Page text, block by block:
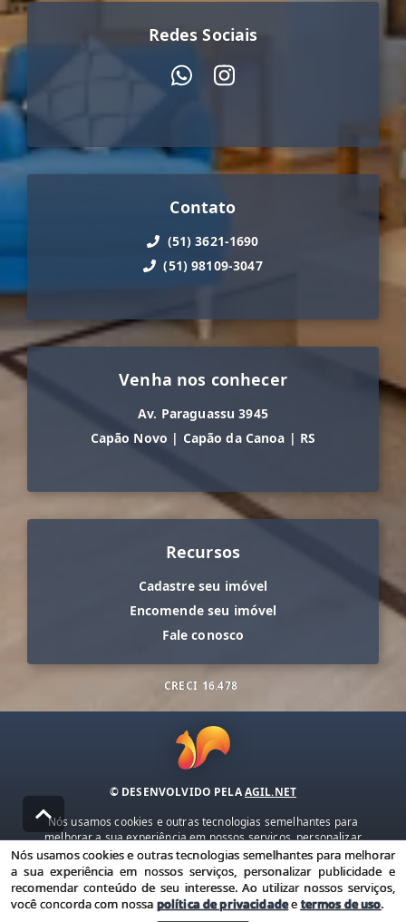
Redes Sociais
Contato
(51) 3621-1690
(51) 98109-3047
Venha nos conhecer
Av. Paraguassu 3945
Capão Novo | Capão da Canoa | RS
Recursos
Cadastre seu imóvel
Encomende seu imóvel
Fale conosco
CRECI 16.478
© DESENVOLVIDO PELAAGIL.NET
Nós usamos cookies e outras tecnologias semelhantes para
melhorar a sua experiência em nossos serviços, personalizar
publicidade e recomendar conteúdo de seu interesse. Ao utilizar
nossos serviços, você concorda com nossa política de privacidade e
termos de uso.
Política de Privacidade Termos de uso
Nós usamos cookies e outras tecnologias semelhantes para melhorar
a sua experiência em nossos serviços, personalizar publicidade e
recomendar conteúdo de seu interesse. Ao utilizar nossos serviços,
você concorda com nossa política de privacidadeetermos de uso.